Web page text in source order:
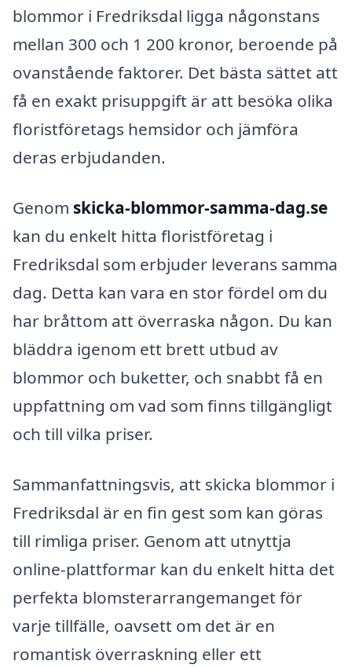
blommor i Fredriksdal ligga någonstans
mellan 300 och 1 200 kronor, beroende på
ovanstående faktorer. Det bästa sättet att
få en exakt prisuppgift är att besöka olika
floristföretags hemsidor och jämföra
deras erbjudanden.
Genom skicka-blommor-samma-dag.se
kan du enkelt hitta floristföretag i
Fredriksdal som erbjuder leverans samma
dag. Detta kan vara en stor fördel om du
har bråttom att överraska någon. Du kan
bläddra igenom ett brett utbud av
blommor och buketter, och snabbt få en
uppfattning om vad som finns tillgängligt
och till vilka priser.
Sammanfattningsvis, att skicka blommor i
Fredriksdal är en fin gest som kan göras
till rimliga priser. Genom att utnyttja
online-plattformar kan du enkelt hitta det
perfekta blomsterarrangemanget för
varje tillfälle, oavsett om det är en
romantisk överraskning eller ett